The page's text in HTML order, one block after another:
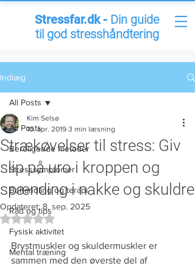
Stressfar.dk - Din guide
til god stresshåndtering
Indlæg
All Posts
Beroligende metoder
Stresssymptomer
Behandling og terapi
Råd og tips
Fysisk aktivitet
Mental træning
All Posts
Strækøvelser til stress: Giv
slip på uro i kroppen og
spænding i nakke og skuldre
Kim Selsø
10. apr. 2019 3 min læsning
Opdateret:8. sep. 2025
Bedømt til NaN ud af 5 stjerner.
Brystmuskler og skuldermuskler er
sammen med den øverste del af